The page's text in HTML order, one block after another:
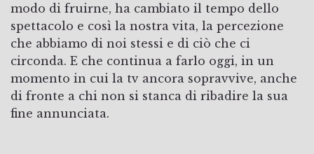
modo di fruirne, ha cambiato il tempo dello
spettacolo e così la nostra vita, la percezione
che abbiamo di noi stessi e di ciò che ci
circonda. E che continua a farlo oggi, in un
momento in cui la tv ancora sopravvive, anche
di fronte a chi non si stanca di ribadire la sua
fine annunciata.